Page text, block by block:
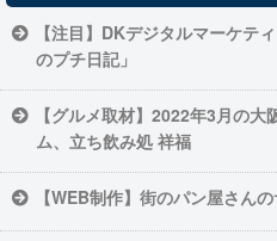
【注目】DKデジタルマーケテ
のプチ日記」
【グルメ取材】2022年3月の
ム、立ち飲み処 祥福
【WEB制作】街のパン屋さん